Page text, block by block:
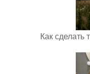
Как сделать